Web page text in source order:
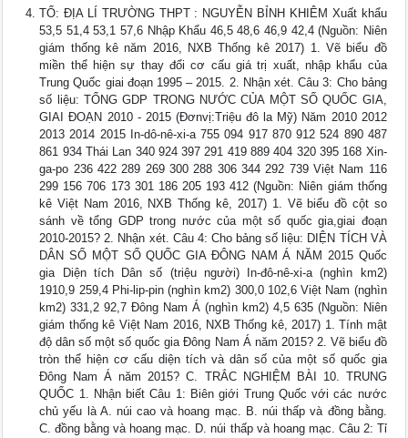
TỔ: ĐỊA LÍ TRƯỜNG THPT : NGUYỄN BỈNH KHIÊM Xuất khẩu
53,5 51,4 53,1 57,6 Nhập Khẩu 46,5 48,6 46,9 42,4 (Nguồn: Niên
giám thống kê năm 2016, NXB Thống kê 2017) 1. Vẽ biểu đồ
miền thể hiện sự thay đổi cơ cấu giá trị xuất, nhập khẩu của
Trung Quốc giai đoạn 1995 – 2015. 2. Nhận xét. Câu 3: Cho bảng
số liệu: TỔNG GDP TRONG NƯỚC CỦA MỘT SỐ QUỐC GIA,
GIAI ĐOẠN 2010 - 2015 (Đơnvị:Triệu đô la Mỹ) Năm 2010 2012
2013 2014 2015 In-dô-nê-xi-a 755 094 917 870 912 524 890 487
861 934 Thái Lan 340 924 397 291 419 889 404 320 395 168 Xin-
ga-po 236 422 289 269 300 288 306 344 292 739 Việt Nam 116
299 156 706 173 301 186 205 193 412 (Nguồn: Niên giám thống
kê Việt Nam 2016, NXB Thống kê, 2017) 1. Vẽ biểu đồ cột so
sánh về tổng GDP trong nước của một số quốc gia,giai đoạn
2010-2015? 2. Nhận xét. Câu 4: Cho bảng số liệu: DIỆN TÍCH VÀ
DÂN SỐ MỘT SỐ QUỐC GIA ĐÔNG NAM Á NĂM 2015 Quốc
gia Diện tích Dân số (triệu người) In-đô-nê-xi-a (nghìn km2)
1910,9 259,4 Phi-lip-pin (nghìn km2) 300,0 102,6 Việt Nam (nghìn
km2) 331,2 92,7 Đông Nam Á (nghìn km2) 4,5 635 (Nguồn: Niên
giám thống kê Việt Nam 2016, NXB Thống kê, 2017) 1. Tính mật
độ dân số một số quốc gia Đông Nam Á năm 2015? 2. Vẽ biểu đồ
tròn thể hiện cơ cấu diện tích và dân số của một số quốc gia
Đông Nam Á năm 2015? C. TRẮC NGHIỆM BÀI 10. TRUNG
QUỐC 1. Nhận biết Câu 1: Biên giới Trung Quốc với các nước
chủ yếu là A. núi cao và hoang mạc. B. núi thấp và đồng bằng.
C. đồng bằng và hoang mạc. D. núi thấp và hoang mạc. Câu 2: Tỉ